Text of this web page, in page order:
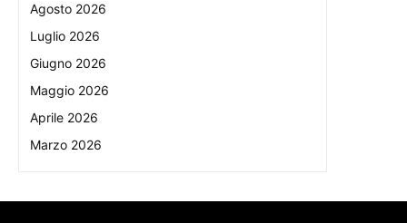
Agosto 2026
Luglio 2026
Giugno 2026
Maggio 2026
Aprile 2026
Marzo 2026